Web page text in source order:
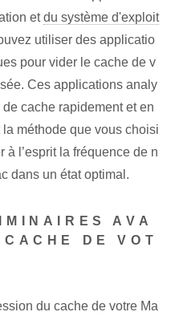
etdu système d'exploit
utiliser des applicatio
pour vider le cache de v
Ces applications analy
cache rapidement et en
méthode que vous choisi
à l’esprit la fréquence de n
dans un état optimal.
AVA
DE VOT
du cache de votre Ma